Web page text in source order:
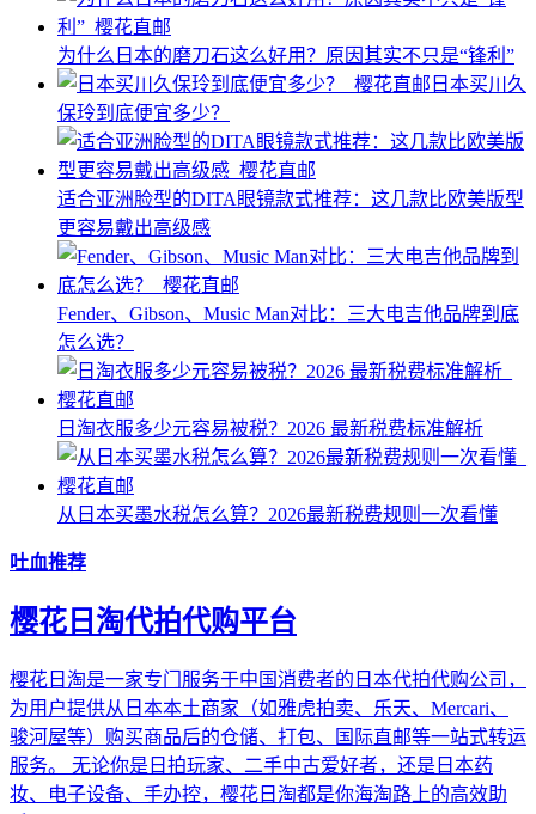
为什么日本的磨刀石这么好用？原因其实不只是“锋利”
日本买川久
保玲到底便宜多少？
适合亚洲脸型的DITA眼镜款式推荐：这几款比欧美版型
更容易戴出高级感
Fender、Gibson、Music Man对比：三大电吉他品牌到底
怎么选？
日淘衣服多少元容易被税？2026 最新税费标准解析
从日本买墨水税怎么算？2026最新税费规则一次看懂
吐血推荐
樱花日淘代拍代购平台
樱花日淘是一家专门服务于中国消费者的日本代拍代购公司，
为用户提供从日本本土商家（如雅虎拍卖、乐天、Mercari、
骏河屋等）购买商品后的仓储、打包、国际直邮等一站式转运
服务。 无论你是日拍玩家、二手中古爱好者，还是日本药
妆、电子设备、手办控，樱花日淘都是你海淘路上的高效助